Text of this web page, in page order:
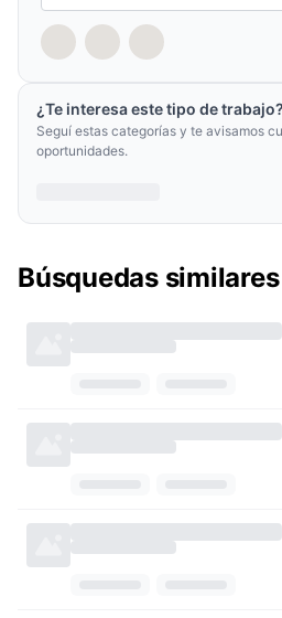
¿Te interesa este tipo de trabajo?
Seguí estas categorías y te avisamos
oportunidades.
Búsquedas similares